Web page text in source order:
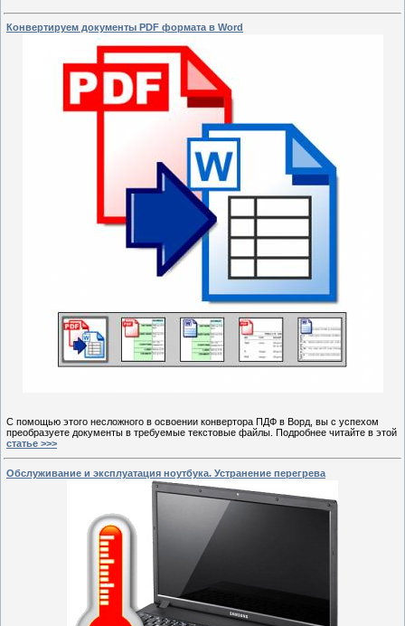
Конвертируем документы PDF формата в Word
С помощью этого несложного в освоении конвертора ПДФ в Ворд, вы с успехом
преобразуете документы в требуемые текстовые файлы. Подробнее читайте в этой
статье >>>
Обслуживание и эксплуатация ноутбука. Устранение перегрева